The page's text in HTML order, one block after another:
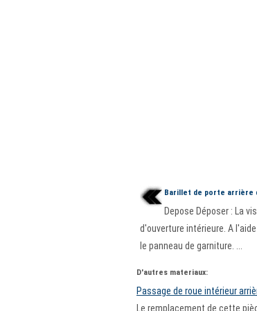
Barillet de porte arrière
Depose Déposer : La
d'ouverture intérieure. A
le panneau de garniture. ...
D'autres materiaux:
Passage de roue intérieur
Le remplacement de cette